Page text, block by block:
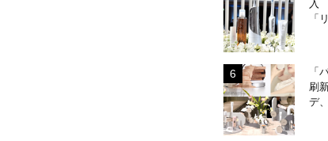
入
「
「
刷
デ